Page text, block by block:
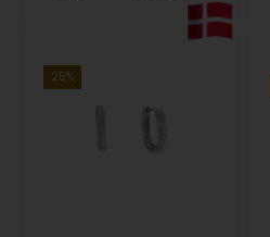
25%